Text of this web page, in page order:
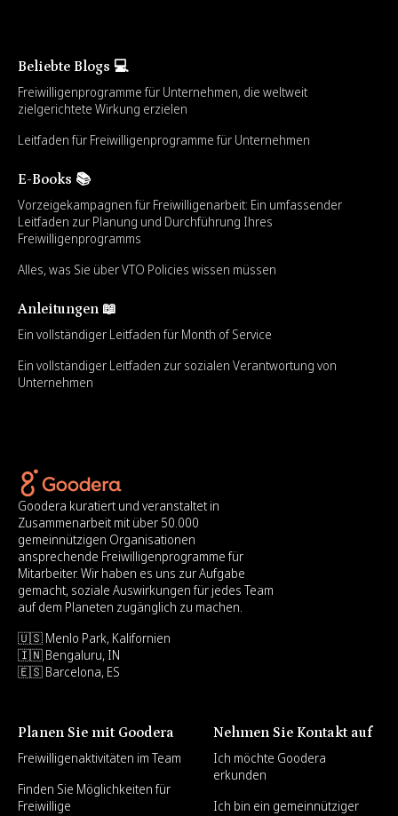
Beliebte Blogs 💻
Freiwilligenprogramme für Unternehmen, die weltweit
zielgerichtete Wirkung erzielen
Leitfaden für Freiwilligenprogramme für Unternehmen
E-Books 📚
Vorzeigekampagnen für Freiwilligenarbeit: Ein umfassender
Leitfaden zur Planung und Durchführung Ihres
Freiwilligenprogramms
Alles, was Sie über VTO Policies wissen müssen
Anleitungen 📖
Ein vollständiger Leitfaden für Month of Service
Ein vollständiger Leitfaden zur sozialen Verantwortung von
Unternehmen
Goodera kuratiert und veranstaltet in
Zusammenarbeit mit über 50.000
gemeinnützigen Organisationen
ansprechende Freiwilligenprogramme für
Mitarbeiter. Wir haben es uns zur Aufgabe
gemacht, soziale Auswirkungen für jedes Team
auf dem Planeten zugänglich zu machen.
🇺🇸 Menlo Park, Kalifornien
🇮🇳 Bengaluru, IN
🇪🇸 Barcelona, ES
Planen Sie mit Goodera
Freiwilligenaktivitäten im Team
Finden Sie Möglichkeiten für
Freiwillige
Nehmen Sie Kontakt auf
Ich möchte Goodera
erkunden
Ich bin ein gemeinnütziger